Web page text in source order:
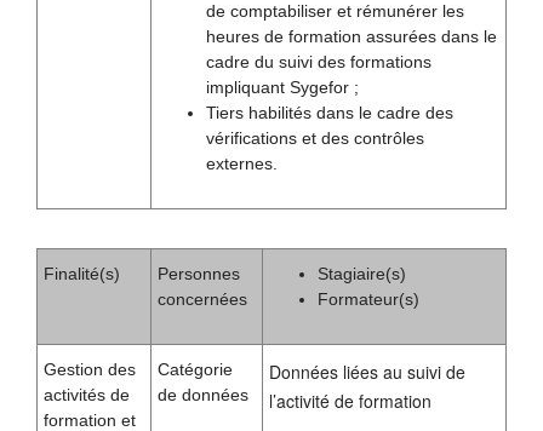
de comptabiliser et rémunérer les
heures de formation assurées dans le
cadre du suivi des formations
impliquant Sygefor ;
Tiers habilités dans le cadre des
vérifications et des contrôles
externes.
Finalité(s)
Personnes
concernées
Stagiaire(s)
Formateur(s)
Gestion des
activités de
formation et
Catégorie
de données
Données liées au suivi de
l’activité de formation